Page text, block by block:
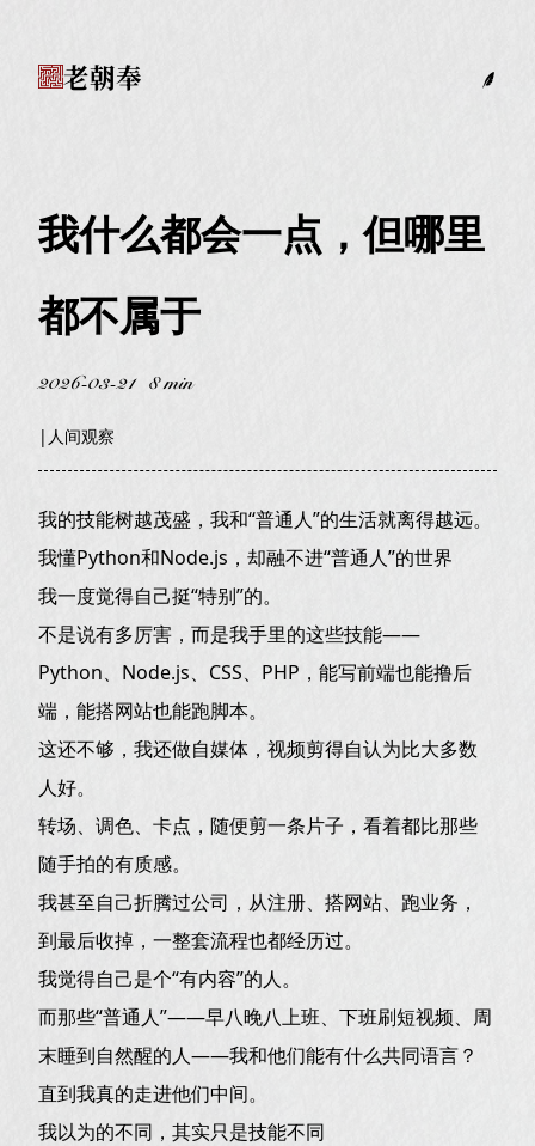
老朝奉
我什么都会一点，但哪里
都不属于
2026-03-21 8 min
| 人间观察
我的技能树越茂盛，我和“普通人”的生活就离得越远。
我懂Python和Node.js，却融不进“普通人”的世界
我一度觉得自己挺“特别”的。
不是说有多厉害，而是我手里的这些技能——
Python、Node.js、CSS、PHP，能写前端也能撸后
端，能搭网站也能跑脚本。
这还不够，我还做自媒体，视频剪得自认为比大多数
人好。
转场、调色、卡点，随便剪一条片子，看着都比那些
随手拍的有质感。
我甚至自己折腾过公司，从注册、搭网站、跑业务，
到最后收掉，一整套流程也都经历过。
我觉得自己是个“有内容”的人。
而那些“普通人”——早八晚八上班、下班刷短视频、周
末睡到自然醒的人——我和他们能有什么共同语言？
直到我真的走进他们中间。
我以为的不同，其实只是技能不同